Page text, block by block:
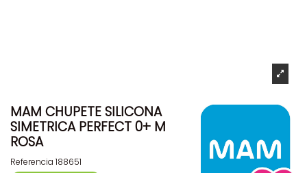
MAM CHUPETE SILICONA
SIMETRICA PERFECT 0+ M
ROSA
Referencia 188651